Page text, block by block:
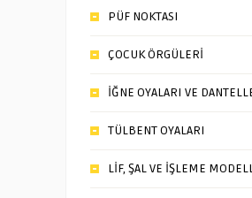
PÜF NOKTASI
ÇOCUK ÖRGÜLERİ
İĞNE OYALARI VE
TÜLBENT OYALARI
LİF, ŞAL VE İŞLEME